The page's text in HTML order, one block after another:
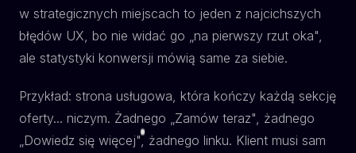
w strategicznych miejscach to jeden z najcichszych
błędów UX, bo nie widać go „na pierwszy rzut oka",
ale statystyki konwersji mówią same za siebie.
Przykład: strona usługowa, która kończy każdą sekcję
oferty... niczym. Żadnego „Zamów teraz", żadnego
„Dowiedz się więcej", żadnego linku. Klient musi sam